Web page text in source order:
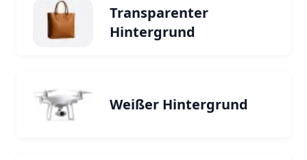
Transparenter
Hintergrund
Weißer Hintergrund